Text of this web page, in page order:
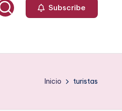
Subscribe
Inicio turistas